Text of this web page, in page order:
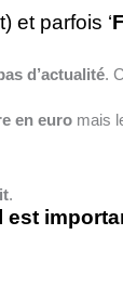
et parfois ‘
d’actualité.
en euro mais
.
est